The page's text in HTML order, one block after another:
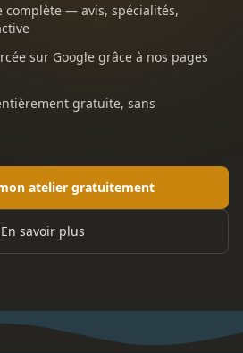
complète — avis, spécialités,
sur Google grâce à nos pages
gratuite, sans
atelier gratuitement
En savoir plus